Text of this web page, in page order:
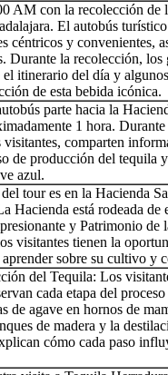
AM con la recolección de
El autobús
céntricos y convenientes,
Durante la recolección, los
itinerario del día y
de esta bebida icónica.
parte hacia la
1 hora.
comparten
de producción del tequila
azul.
tour es en la Hacienda
Hacienda está rodeada de
y Patrimonio de
visitantes tienen la
sobre su cultivo y
del Tequila: Los
cada etapa del
de agave en hornos de
de madera y la
cómo cada paso